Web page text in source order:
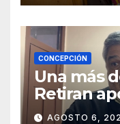
CONCEPCIÓN
Una más
Retiran
AGOSTO 6,